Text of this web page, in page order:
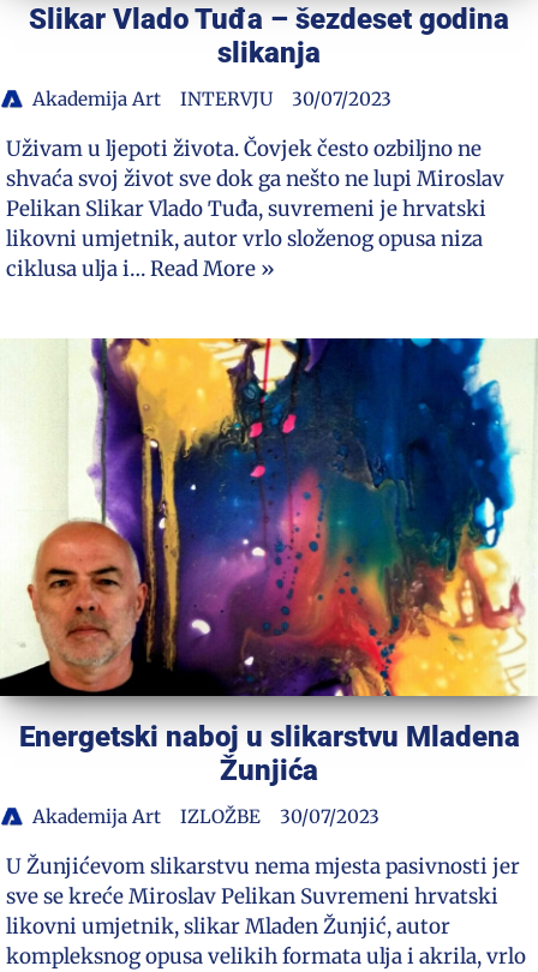
Slikar Vlado Tuđa – šezdeset godina
slikanja
Akademija Art INTERVJU 30/07/2023
Uživam u ljepoti života. Čovjek često ozbiljno ne
shvaća svoj život sve dok ga nešto ne lupi Miroslav
Pelikan Slikar Vlado Tuđa, suvremeni je hrvatski
likovni umjetnik, autor vrlo složenog opusa niza
ciklusa ulja i…Read More »
Energetski naboj u slikarstvu Mladena
Žunjića
Akademija Art IZLOŽBE 30/07/2023
U Žunjićevom slikarstvu nema mjesta pasivnosti jer
sve se kreće Miroslav Pelikan Suvremeni hrvatski
likovni umjetnik, slikar Mladen Žunjić, autor
kompleksnog opusa velikih formata ulja i akrila, vrlo